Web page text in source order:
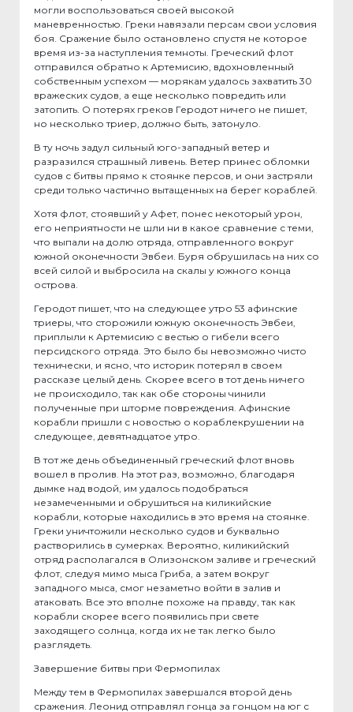
могли воспользоваться своей высокой
маневренностью. Греки навязали персам свои условия
боя. Сражение было остановлено спустя не которое
время из-за наступления темноты. Греческий флот
отправился обратно к Артемисию, вдохновленный
собственным успехом — морякам удалось захватить 30
вражеских судов, а еще несколько повредить или
затопить. О потерях греков Геродот ничего не пишет,
но несколько триер, должно быть, затонуло.
В ту ночь задул сильный юго-западный ветер и
разразился страшный ливень. Ветер принес обломки
судов с битвы прямо к стоянке персов, и они застряли
среди только частично вытащенных на берег кораблей.
Хотя флот, стоявший у Афет, понес некоторый урон,
его неприятности не шли ни в какое сравнение с теми,
что выпали на долю отряда, отправленного вокруг
южной оконечности Эвбеи. Буря обрушилась на них со
всей силой и выбросила на скалы у южного конца
острова.
Геродот пишет, что на следующее утро 53 афинские
триеры, что сторожили южную оконечность Эвбеи,
приплыли к Артемисию с вестью о гибели всего
персидского отряда. Это было бы невозможно чисто
технически, и ясно, что историк потерял в своем
рассказе целый день. Скорее всего в тот день ничего
не происходило, так как обе стороны чинили
полученные при шторме повреждения. Афинские
корабли пришли с новостью о кораблекрушении на
следующее, девятнадцатое утро.
В тот же день объединенный греческий флот вновь
вошел в пролив. На этот раз, возможно, благодаря
дымке над водой, им удалось подобраться
незамеченными и обрушиться на киликийские
корабли, которые находились в это время на стоянке.
Греки уничтожили несколько судов и буквально
растворились в сумерках. Вероятно, киликийский
отряд располагался в Олизонском заливе и греческий
флот, следуя мимо мыса Гриба, а затем вокруг
западного мыса, смог незаметно войти в залив и
атаковать. Все это вполне похоже на правду, так как
корабли скорее всего появились при свете
заходящего солнца, когда их не так легко было
разглядеть.
Завершение битвы при Фермопилах
Между тем в Фермопилах завершался второй день
сражения. Леонид отправлял гонца за гонцом на юг с